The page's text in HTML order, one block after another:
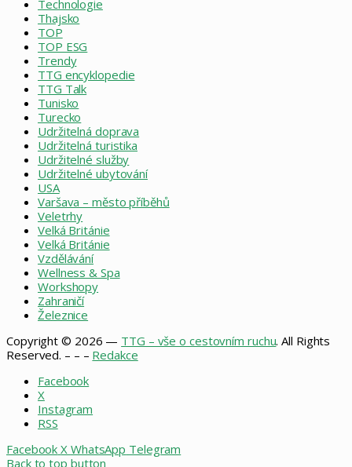
Technologie
Thajsko
TOP
TOP ESG
Trendy
TTG encyklopedie
TTG Talk
Tunisko
Turecko
Udržitelná doprava
Udržitelná turistika
Udržitelné služby
Udržitelné ubytování
USA
Varšava – město příběhů
Veletrhy
Velká Británie
Velká Británie
Vzdělávání
Wellness & Spa
Workshopy
Zahraničí
Železnice
Copyright © 2026 — TTG – vše o cestovním ruchu. All Rights
Reserved. – – – Redakce
Facebook
X
Instagram
RSS
Facebook X WhatsApp Telegram
Back to top button